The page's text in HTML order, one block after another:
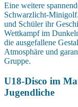
Eine weitere
Schwarzlicht-
und Schüler ihr
Wettkampf im
die ausgefallene
Atmosphäre und
Gruppe.
U18-Disco im
Jugendliche